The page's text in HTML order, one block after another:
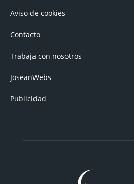
Aviso de cookies
Contacto
Trabaja con nosotros
JoseanWebs
Publicidad